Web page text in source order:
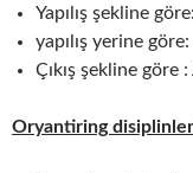
Yapılış şekline
yapılış yerine
Çıkış şekline göre
Oryantiring